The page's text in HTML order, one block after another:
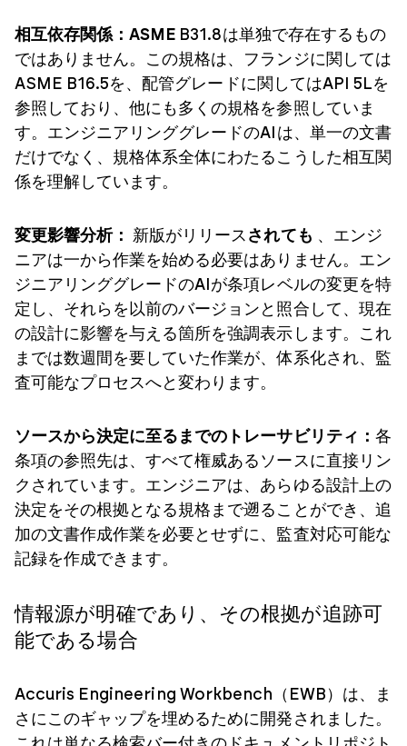
相互依存関係：ASME B31.8は単独で存在するもの
ではありません。この規格は、フランジに関しては
ASME B16.5を、配管グレードに関してはAPI 5Lを
参照しており、他にも多くの規格を参照していま
す。エンジニアリンググレードのAIは、単一の文書
だけでなく、規格体系全体にわたるこうした相互関
係を理解しています。
変更影響分析： 新版がリリース されても 、エンジ
ニアは一から作業を始める必要はありません。エン
ジニアリンググレードのAIが条項レベルの変更を特
定し、それらを以前のバージョンと照合して、現在
の設計に影響を与える箇所を強調表示します。これ
までは数週間を要していた作業が、体系化され、監
査可能なプロセスへと変わります。
ソースから決定に至るまでのトレーサビリティ： 各
条項の参照先は、すべて権威あるソースに直接リン
クされています。エンジニアは、あらゆる設計上の
決定をその根拠となる規格まで遡ることができ、追
加の文書作成作業を必要とせずに、監査対応可能な
記録を作成できます。
情報源が明確であり、その根拠が追跡可
能である場合
Accuris Engineering Workbench（EWB）は、ま
さにこのギャップを埋めるために開発されました。